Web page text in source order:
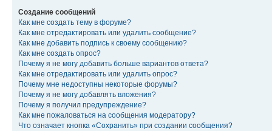
Создание сообщений
Как мне создать тему в форуме?
Как мне отредактировать или удалить сообщение?
Как мне добавить подпись к своему сообщению?
Как мне создать опрос?
Почему я не могу добавить больше вариантов ответа?
Как мне отредактировать или удалить опрос?
Почему мне недоступны некоторые форумы?
Почему я не могу добавлять вложения?
Почему я получил предупреждение?
Как мне пожаловаться на сообщения модератору?
Что означает кнопка «Сохранить» при создании сообщения?